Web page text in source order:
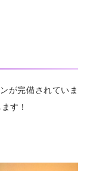
が完備されていま
す！